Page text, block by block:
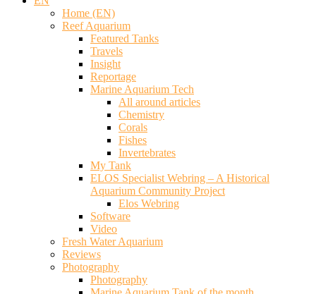
Home (EN)
Reef Aquarium
Featured Tanks
Travels
Insight
Reportage
Marine Aquarium Tech
All around articles
Chemistry
Corals
Fishes
Invertebrates
My Tank
ELOS Specialist Webring – A Historical
Aquarium Community Project
Elos Webring
Software
Video
Fresh Water Aquarium
Reviews
Photography
Photography